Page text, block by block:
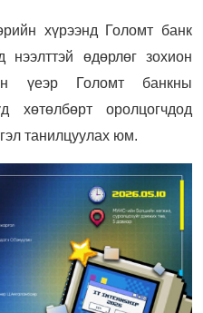
хүрээнд Голомт банк
өдөрлөг зохион
үеэр Голомт банкны
хөтөлбөрт оролцогчдод
танилцуулах юм.